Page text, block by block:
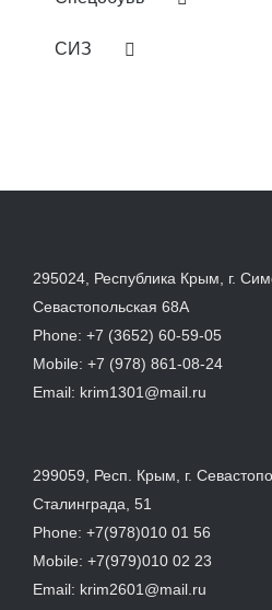
СИЗ
295024, Республика Крым, г.
Севастопольская 68А
Phone: +7 (3652) 60-59-05
Mobile: +7 (978) 861-08-24
Email: krim1301@mail.ru
299059, Респ. Крым, г.
Сталинграда, 51
Phone: +7(978)010 01 56
Mobile: +7(979)010 02 23
Email: krim2601@mail.ru